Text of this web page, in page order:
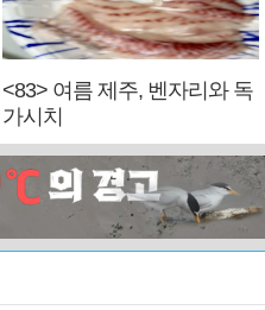
<83> 여름 제주, 벤자리와 독
가시치